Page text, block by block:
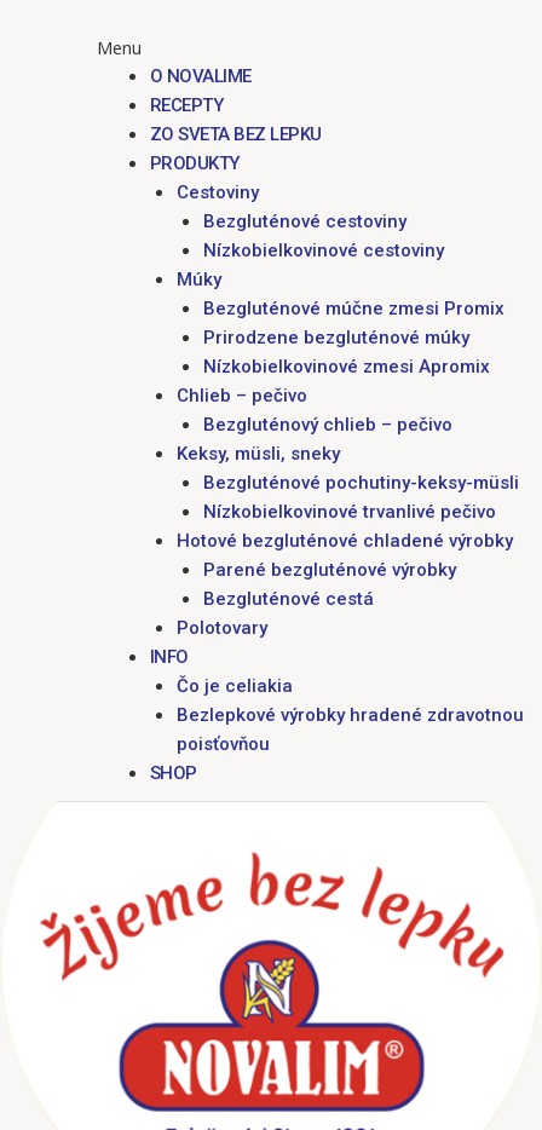
Menu
O NOVALIME
RECEPTY
ZO SVETA BEZ LEPKU
PRODUKTY
Cestoviny
Bezgluténové cestoviny
Nízkobielkovinové cestoviny
Múky
Bezgluténové múčne zmesi Promix
Prirodzene bezgluténové múky
Nízkobielkovinové zmesi Apromix
Chlieb – pečivo
Bezgluténový chlieb – pečivo
Keksy, müsli, sneky
Bezgluténové pochutiny-keksy-müsli
Nízkobielkovinové trvanlivé pečivo
Hotové bezgluténové chladené výrobky
Parené bezgluténové výrobky
Bezgluténové cestá
Polotovary
INFO
Čo je celiakia
Bezlepkové výrobky hradené zdravotnou
poisťovňou
SHOP